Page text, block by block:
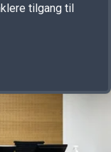
tilgang til